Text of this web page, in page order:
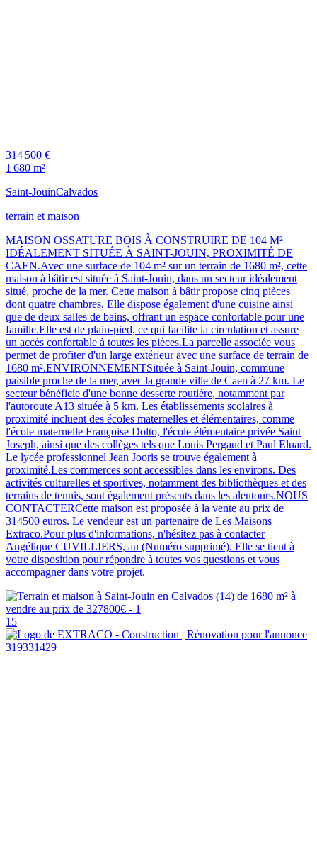
314 500 €
1 680 m²
Saint-JouinCalvados
terrain et maison
MAISON OSSATURE BOIS À CONSTRUIRE DE 104 M²
IDÉALEMENT SITUÉE À SAINT-JOUIN, PROXIMITÉ DE
CAEN.Avec une surface de 104 m² sur un terrain de 1680 m², cette
maison à bâtir est située à Saint-Jouin, dans un secteur idéalement
situé, proche de la mer. Cette maison à bâtir propose cinq pièces
dont quatre chambres. Elle dispose également d'une cuisine ainsi
que de deux salles de bains, offrant un espace confortable pour une
famille.Elle est de plain-pied, ce qui facilite la circulation et assure
un accès confortable à toutes les pièces.La parcelle associée vous
permet de profiter d'un large extérieur avec une surface de terrain de
1680 m².ENVIRONNEMENTSituée à Saint-Jouin, commune
paisible proche de la mer, avec la grande ville de Caen à 27 km. Le
secteur bénéficie d'une bonne desserte routière, notamment par
l'autoroute A13 située à 5 km. Les établissements scolaires à
proximité incluent des écoles maternelles et élémentaires, comme
l'école maternelle Françoise Dolto, l'école élémentaire privée Saint
Joseph, ainsi que des collèges tels que Louis Pergaud et Paul Eluard.
Le lycée professionnel Jean Jooris se trouve également à
proximité.Les commerces sont accessibles dans les environs. Des
activités culturelles et sportives, notamment des bibliothèques et des
terrains de tennis, sont également présents dans les alentours.NOUS
CONTACTERCette maison est proposée à la vente au prix de
314500 euros. Le vendeur est un partenaire de Les Maisons
Extraco.Pour plus d'informations, n'hésitez pas à contacter
Angélique CUVILLIERS, au (Numéro supprimé). Elle se tient à
votre disposition pour répondre à toutes vos questions et vous
accompagner dans votre projet.
15